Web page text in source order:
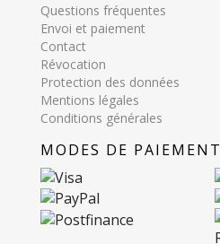
Questions fréquentes
Envoi et paiement
Contact
Révocation
Protection des données
Mentions légales
Conditions générales
MODES DE PAIEMENT